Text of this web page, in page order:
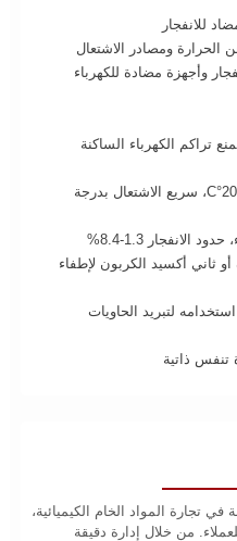
للانفجار
الحرارة ومصادر الاشتعال
وأجهزة مضادة للكهرباء
تراكم الكهرباء الساكنة
· سائل سريع الاشتعال، نقطة وميض -20°C، سريع الاشتعال بدرجة
1.3-8.4%
ثاني أكسيد الكربون لإطفاء
لتبريد الحاويات
تنفس ذاتية
تجارة المواد الخام الكيميائية،
من خلال إدارة دقيقة